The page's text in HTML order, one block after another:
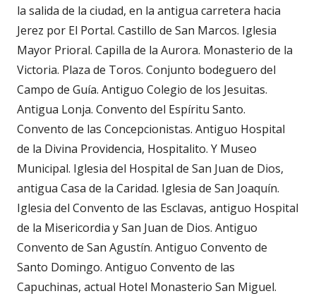
la salida de la ciudad, en la antigua carretera hacia
Jerez por El Portal. Castillo de San Marcos. Iglesia
Mayor Prioral. Capilla de la Aurora. Monasterio de la
Victoria. Plaza de Toros. Conjunto bodeguero del
Campo de Guía. Antiguo Colegio de los Jesuitas.
Antigua Lonja. Convento del Espíritu Santo.
Convento de las Concepcionistas. Antiguo Hospital
de la Divina Providencia, Hospitalito. Y Museo
Municipal. Iglesia del Hospital de San Juan de Dios,
antigua Casa de la Caridad. Iglesia de San Joaquín.
Iglesia del Convento de las Esclavas, antiguo Hospital
de la Misericordia y San Juan de Dios. Antiguo
Convento de San Agustín. Antiguo Convento de
Santo Domingo. Antiguo Convento de las
Capuchinas, actual Hotel Monasterio San Miguel.